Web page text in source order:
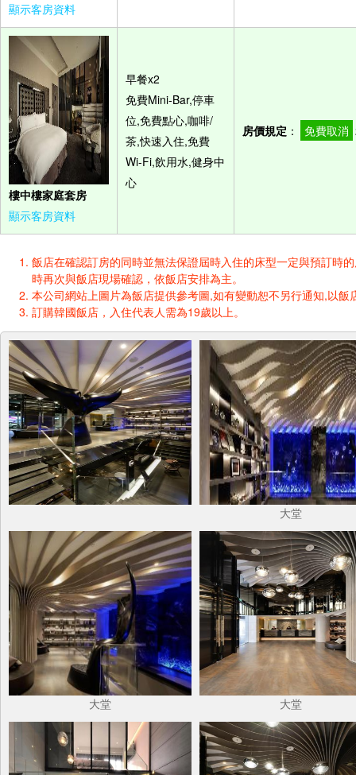
顯示客房資料
樓中樓家庭套房
顯示客房資料
早餐x2
免費Mini-Bar,停車
位,免費點心,咖啡/
茶,快速入住,免費
Wi-Fi,飲用水,健身中
心
房價規定 ： 免費取消
飯店在確認訂房的同時並無法保證屆時入住的床型一定與預訂時
時再次與飯店現場確認，依飯店安排為主。
本公司網站上圖片為飯店提供參考圖,如有變動恕不另行通知,以飯
訂購韓國飯店，入住代表人需為19歲以上。
大堂
大堂 大堂